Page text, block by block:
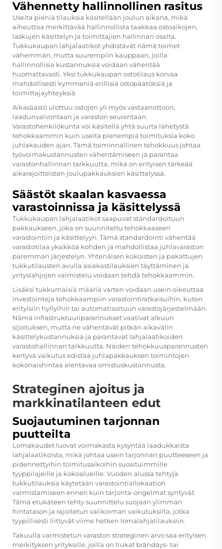
Vähennetty hallinnollinen rasitus
Useita pieniä tilauksia käsitellään joulun aikana, mikä
aiheuttaa merkittävää hallinnollista taakkaa ostoaikojen,
laskujen käsittelyn ja toimittajien hallinnan osalta.
Tukkukaupan lahjalaatikot yhdistävät nämä toimet
vähemmän, mutta suurempiin kauppaan, joilla
hallinnollisia kustannuksia voidaan vähentää
huomattavasti. Yksi tukkukaupan ostotilaus korvaa
mahdollisesti kymmeniä erillisiä ostopäätöksiä ja
toimittajayhteyksiä.
Aikasäästö ulottuu ostojen yli myös vastaanottoon,
laadunvalvontaan ja varaston seurantaan.
Varastohenkilökunta voi käsitellä yhtä suurta lähetystä
tehokkaammin kuin useita pienempiä toimituksia koko
juhlakauden ajan. Tämä toiminnallinen tehokkuus johtaa
työvoimakustannusten vähentämiseen ja parantaa
varastonhallinnan tarkkuutta, mikä on erityisen tärkeää
aikarajoitteisten joulupakkauksien käsittelyssä.
Säästöt skaalan kasvaessa
varastoinnissa ja käsittelyssä
Tukkukaupan lahjalaatikot saapuvat standardoituun
pakkaukseen, joka on suunniteltu tehokkaaseen
varastointiin ja käsittelyyn. Tämä standardointi vähentää
varastotilaa yksikköä kohden ja mahdollistaa juhlavaraston
paremman järjestelyn. Yhtenäisen kokoisten ja pakattujen
tukkutilausten avulla asiakastilauksien täyttäminen ja
yrityslahjojen valmistelu voidaan tehdä tehokkaammin.
Lisäksi tukkumäisiä määriä varten voidaan usein oikeuttaa
investointeja tehokkaampiin varastointiratkaisuihin, kuten
erityisiin hyllyihin tai automatisoituun varastojärjestelmään.
Nämä infrastruktuuriparannukset vaativat alkuun
sijoituksen, mutta ne vähentävät pitkän aikavälin
käsittelykustannuksia ja parantavat lahjalaatikoiden
varastohallinnan tarkkuutta. Näiden tehokkuusparannusten
kertyvä vaikutus edistää juhlapakkauksen toimintojen
kokonaishintaa alentavaa omistuskustannusta.
Strateginen ajoitus ja
markkinatilanteen edut
Suojautuminen tarjonnan
puutteilta
Lomakaudet luovat voimakasta kysyntää laadukkaista
lahjalaatikoista, mikä johtaa usein tarjonnan puutteeseen ja
pidennettyihin toimitusaikoihin suosituimmille
tyyppilajeille ja kokoalueille. Vuoden alussa tehtyjä
tukkutilauksia käytetään varastointiallokaation
varmistamiseen ennen kuin tarjonta-ongelmat syntyvät.
Tämä etukäteen tehty suunnittelu suojaan ylimmän
hintatason ja rajoitetun valikoiman vaikutuksilta, jotka
tyypillisesti liittyvät viime hetken lomalahjatilauksiin.
Takuulla varmistetun varaston strateginen arvo saa erityisen
merkityksen yrityksille, joilla on tiukat brändäys- tai